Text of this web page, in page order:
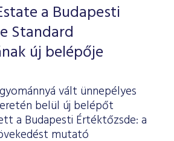
a Budapesti
Standard
új belépője
vált ünnepélyes
belül új belépőt
a Budapesti Értéktőzsde: a
mutató